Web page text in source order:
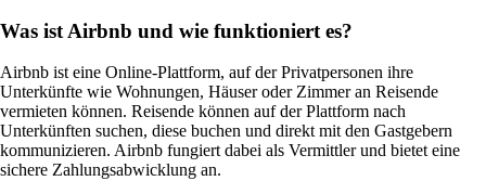
Was ist Airbnb und wie funktioniert es?
Airbnb ist eine Online-Plattform, auf der Privatpersonen ihre
Unterkünfte wie Wohnungen, Häuser oder Zimmer an Reisende
vermieten können. Reisende können auf der Plattform nach
Unterkünften suchen, diese buchen und direkt mit den Gastgebern
kommunizieren. Airbnb fungiert dabei als Vermittler und bietet eine
sichere Zahlungsabwicklung an.